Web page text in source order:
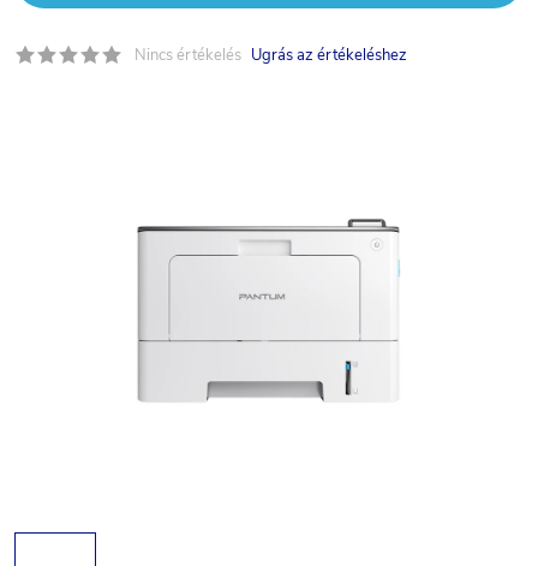
Nincs értékelés Ugrás az értékeléshez